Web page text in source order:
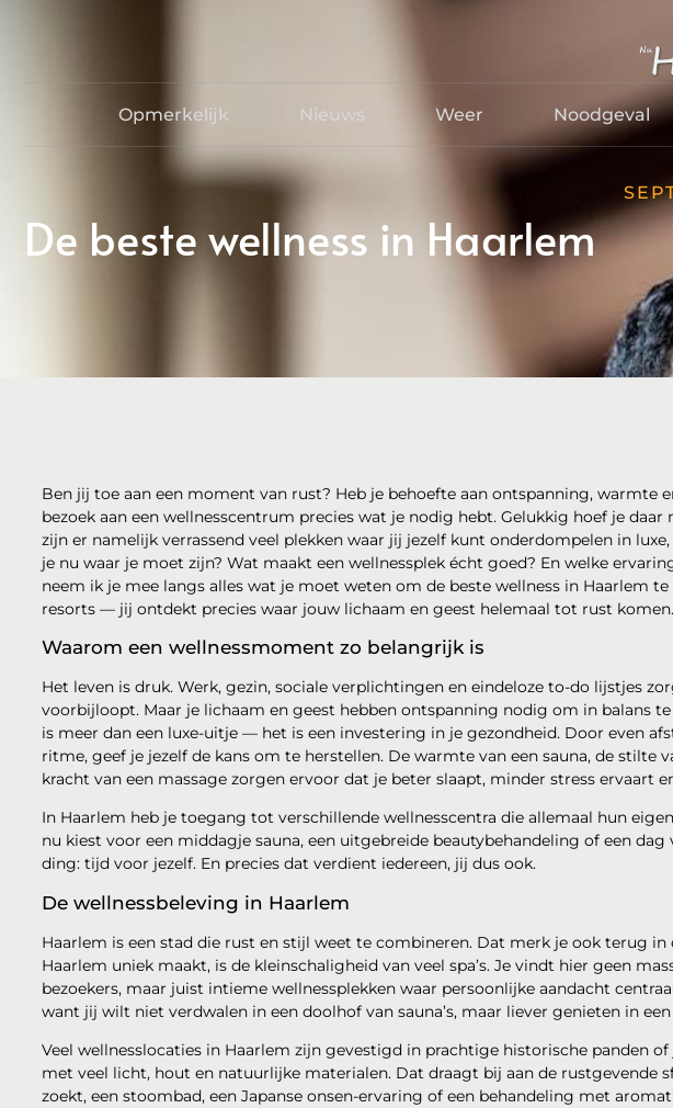
Opmerkelijk Nieuws Weer Noodgeval
De beste wellness in Haarlem
Ben jij toe aan een moment van rust? Heb je behoefte aan ontspanning, warmte
bezoek aan een wellnesscentrum precies wat je nodig hebt. Gelukkig hoef je daar
zijn er namelijk verrassend veel plekken waar jij jezelf kunt onderdompelen in
je nu waar je moet zijn? Wat maakt een wellnessplek écht goed? En welke
neem ik je mee langs alles wat je moet weten om de beste wellness in Haarlem te
resorts — jij ontdekt precies waar jouw lichaam en geest helemaal tot rust komen.
Waarom een wellnessmoment zo belangrijk is
Het leven is druk. Werk, gezin, sociale verplichtingen en eindeloze to-do lijstjes
voorbijloopt. Maar je lichaam en geest hebben ontspanning nodig om in balans te
is meer dan een luxe-uitje — het is een investering in je gezondheid. Door even
ritme, geef je jezelf de kans om te herstellen. De warmte van een sauna, de stilte
kracht van een massage zorgen ervoor dat je beter slaapt, minder stress ervaart
In Haarlem heb je toegang tot verschillende wellnesscentra die allemaal hun
nu kiest voor een middagje sauna, een uitgebreide beautybehandeling of een
ding: tijd voor jezelf. En precies dat verdient iedereen, jij dus ook.
De wellnessbeleving in Haarlem
Haarlem is een stad die rust en stijl weet te combineren. Dat merk je ook terug in
Haarlem uniek maakt, is de kleinschaligheid van veel spa’s. Je vindt hier geen
bezoekers, maar juist intieme wellnessplekken waar persoonlijke aandacht
want jij wilt niet verdwalen in een doolhof van sauna’s, maar liever genieten in
Veel wellnesslocaties in Haarlem zijn gevestigd in prachtige historische panden
met veel licht, hout en natuurlijke materialen. Dat draagt bij aan de rustgevende
zoekt, een stoombad, een Japanse onsen-ervaring of een behandeling met